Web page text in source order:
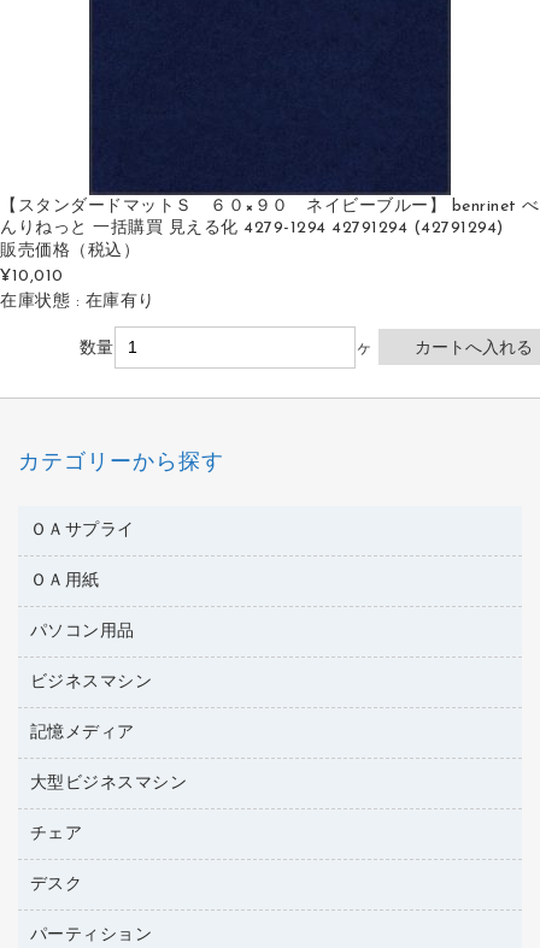
【スタンダードマットＳ ６０×９０ ネイビーブルー】 benrinet べ
んりねっと 一括購買 見える化 4279-1294 42791294 (42791294)
販売価格 （税込）
¥10,010
在庫状態 : 在庫有り
数量 ヶ
カテゴリーから探す
ＯＡサプライ
互換インクカートリッジ
ワープロリボン
リサイクルトナー（リターン方式）
リサイクルトナー（プール方式）
リサイクルインクカートリッジ
ファクシミリトナー
トナーカートリッジ
コピートナー
ＯＡ用紙
名刺用紙
帳票用紙／フォーム用紙
ワープロ用紙
ラベル用紙
プロッター用紙
ハガキ用紙
その他コピー用紙・プリンタ用紙
コピー用紙
パソコン用品
パソコン周辺機器
各種ケーブル
マウスパッド
マウス
パソコンバッグ／収納用品
ネットワーク／ＬＡＮ機器
ネットワーク／ＬＡＮアクセサリー
ビジネスマシン
電話機
レーザープリンタ／複合機
メモリーカード
プロジェクタ
ファクシミリ
記憶メディア
ブルーレイディスク
ＣＤ－ＲＷ
ＣＤ－Ｒ
メディア収納用品
大型ビジネスマシン
プリンタ
チェア
応接イス・ベンチ
デスク
ミーティングテーブル
パーティション